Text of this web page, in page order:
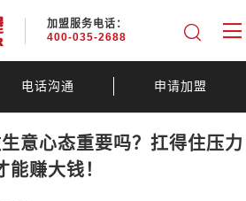
加盟服务电话：
400-035-2688
电话沟通 申请加盟
生意心态重要吗？扛得住压力
能赚大钱！